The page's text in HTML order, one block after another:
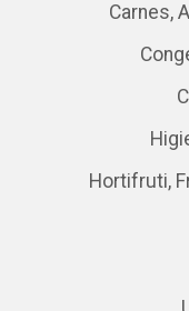
Carnes,
Hortifruti,